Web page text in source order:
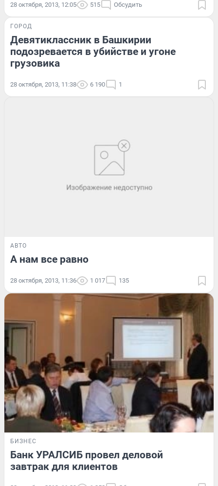
28 октября, 2013, 12:05 515 Обсудить
ГОРОД
Девятиклассник в Башкирии
подозревается в убийстве и угоне
грузовика
28 октября, 2013, 11:38 6 190 1
АВТО
А нам все равно
28 октября, 2013, 11:36 1 017 135
БИЗНЕС
Банк УРАЛСИБ провел деловой
завтрак для клиентов